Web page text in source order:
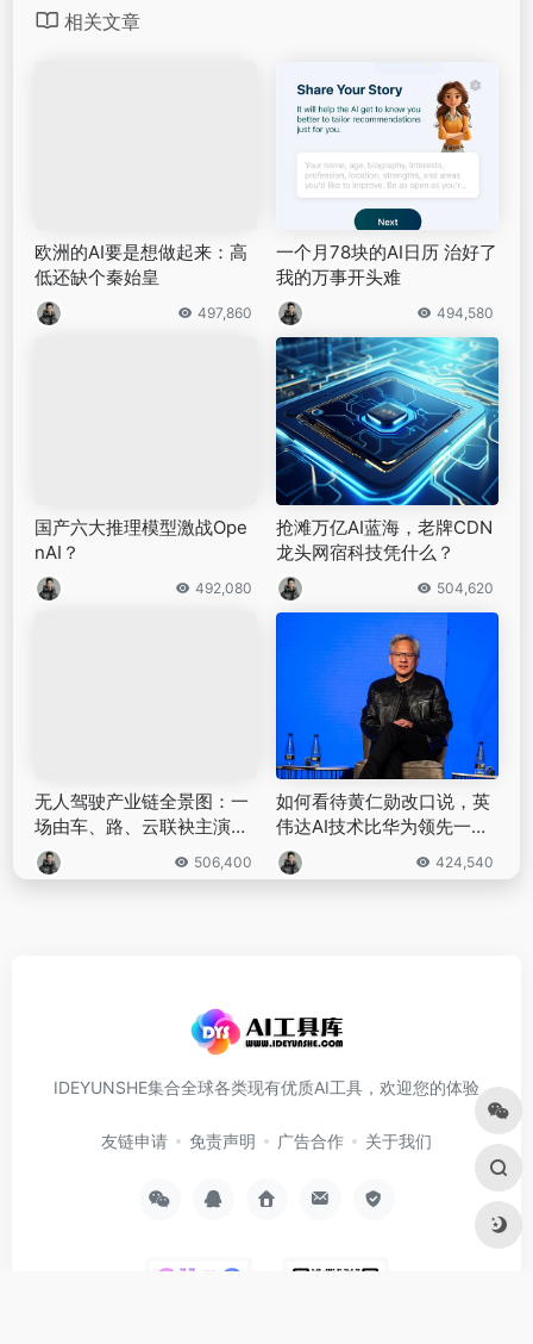
相关文章
欧洲的AI要是想做起来：高
低还缺个秦始皇
497,860
一个月78块的AI日历 治好了
我的万事开头难
494,580
国产六大推理模型激战Ope
nAI？
492,080
抢滩万亿AI蓝海，老牌CDN
龙头网宿科技凭什么？
504,620
无人驾驶产业链全景图：一
场由车、路、云联袂主演的
科幻大片
506,400
如何看待黄仁勋改口说，英
伟达AI技术比华为领先一
代？
424,540
IDEYUNSHE集合全球各类现有优质AI工具，欢迎您的体验
友链申请 免责声明 广告合作 关于我们